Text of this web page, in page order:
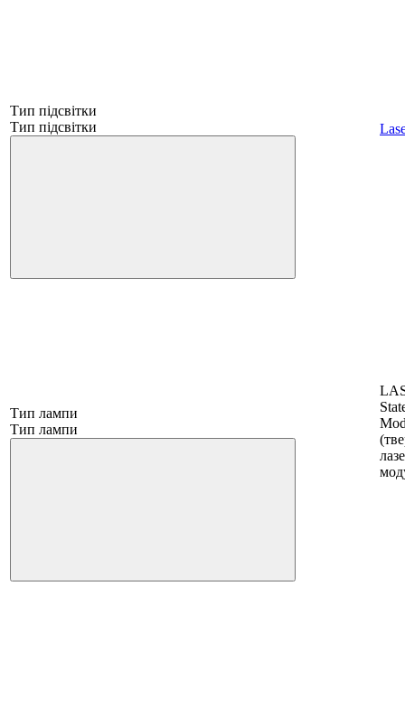
Тип підсвітки
Тип підсвітки
Тип лампи
Тип лампи